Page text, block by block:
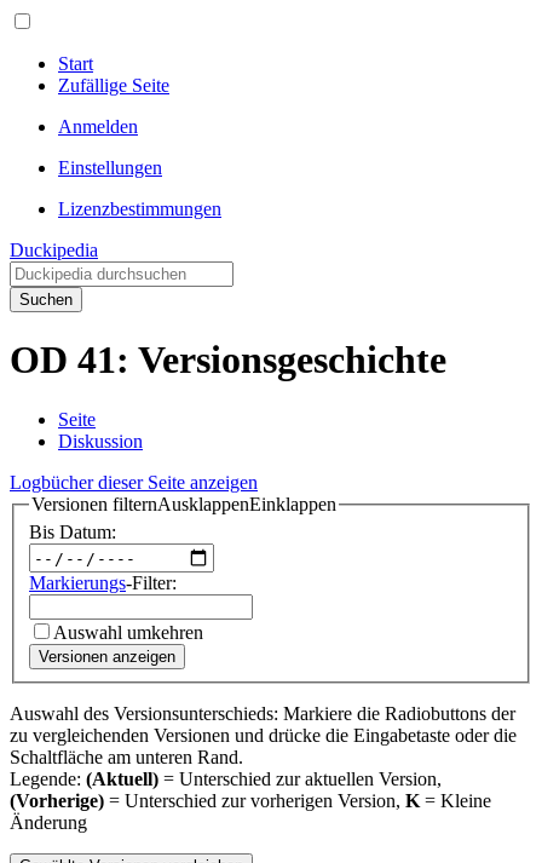
Start
Zufällige Seite
Anmelden
Einstellungen
Lizenzbestimmungen
Duckipedia
Suchen
OD 41: Versionsgeschichte
Seite
Diskussion
Logbücher dieser Seite anzeigen
Versionen filternAusklappenEinklappen
Bis Datum:
Markierungs-Filter:
Auswahl umkehren
Versionen anzeigen
Auswahl des Versionsunterschieds: Markiere die Radiobuttons der
zu vergleichenden Versionen und drücke die Eingabetaste oder die
Schaltfläche am unteren Rand.
Legende: (Aktuell) = Unterschied zur aktuellen Version,
(Vorherige) = Unterschied zur vorherigen Version, K= Kleine
Änderung